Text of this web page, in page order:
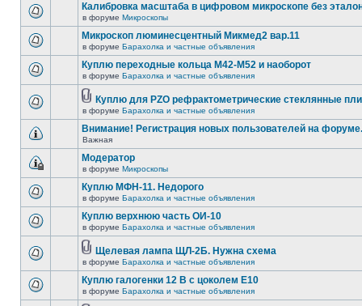
Калибровка масштаба в цифровом микроскопе без
в форуме Микроскопы
Микроскоп люминесцентный Микмед2 вар.11
в форуме Барахолка и частные объявления
Куплю переходные кольца М42-М52 и наоборот
в форуме Барахолка и частные объявления
Куплю для PZO рефрактометрические стеклянные
в форуме Барахолка и частные объявления
Внимание! Регистрация новых пользователей на форуме.
Важная
Модератор
в форуме Микроскопы
Куплю МФН-11. Недорого
в форуме Барахолка и частные объявления
Куплю верхнюю часть ОИ-10
в форуме Барахолка и частные объявления
Щелевая лампа ЩЛ-2Б. Нужна схема
в форуме Барахолка и частные объявления
Куплю галогенки 12 В с цоколем Е10
в форуме Барахолка и частные объявления